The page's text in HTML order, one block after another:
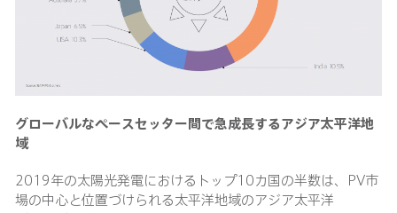
グローバルなペースセッター間で急成長するアジア太平洋地
域
2019年の太陽光発電におけるトップ10カ国の半数は、PV市
場の中心と位置づけられる太平洋地域のアジア太平洋